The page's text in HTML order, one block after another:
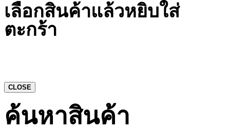
เลือกสินค้าแล้วหยิบใส่
ตะกร้า
CLOSE
ค้นหาสินค้า